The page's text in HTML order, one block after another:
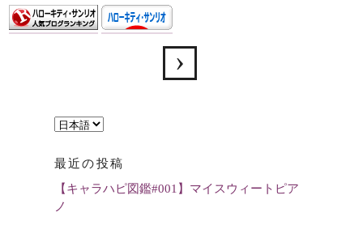
言
を
選
最近の投稿
【キャラハピ図鑑#001】マイスウィートピア
ノ